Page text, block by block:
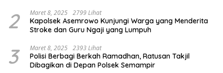
2 Maret 8, 2025 2799 Lihat
Kapolsek Asemrowo Kunjungi Warga yang Menderita
Stroke dan Guru Ngaji yang Lumpuh
3 Maret 8, 2025 2393 Lihat
Polisi Berbagi Berkah Ramadhan, Ratusan Takjil
Dibagikan di Depan Polsek Semampir